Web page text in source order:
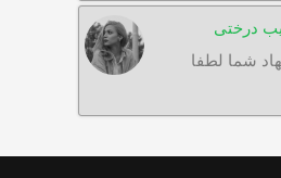
درختی
شما لطفا